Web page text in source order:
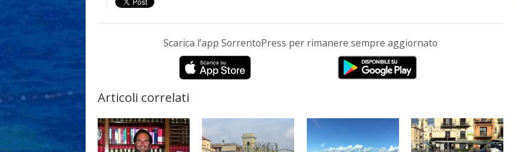
Scarica l’app SorrentoPress per rimanere sempre aggiornato
Articoli correlati